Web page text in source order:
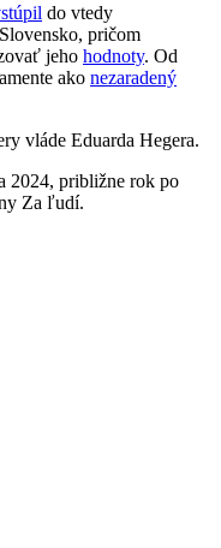
do vtedy
pričom
jeho hodnoty. Od
ako nezaradený
vláde Eduarda Hegera.
2024, približne rok po
Za ľudí.